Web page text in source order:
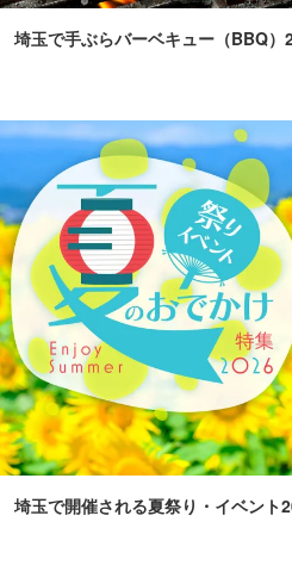
埼玉で手ぶらバーベキュー（BBQ）
埼玉で開催される夏祭り・イベント